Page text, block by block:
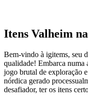
Itens Valheim
Bem-vindo à igitems, seu
qualidade! Embarca
jogo brutal de exploração
nórdica gerado
desafiador, ter os itens